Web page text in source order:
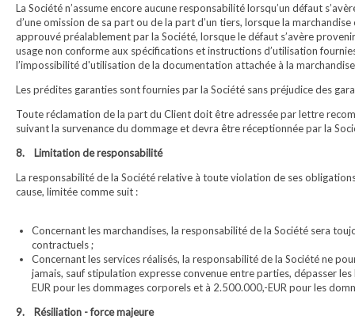
La Société n’assume encore aucune responsabilité lorsqu’un défaut
d’une omission de sa part ou de la part d’un tiers, lorsque la
approuvé préalablement par la Société, lorsque le défaut s’avère
usage non conforme aux spécifications et instructions d’utilisation
l’impossibilité d'utilisation de la documentation attachée à la
Les prédites garanties sont fournies par la Société sans préjudice des
Toute réclamation de la part du Client doit être adressée par lettre
suivant la survenance du dommage et devra être réceptionnée par la
8. Limitation de responsabilité
La responsabilité de la Société relative à toute violation de ses
cause, limitée comme suit :
Concernant les marchandises, la responsabilité de la Société sera
contractuels ;
Concernant les services réalisés, la responsabilité de la Société ne
jamais, sauf stipulation expresse convenue entre parties, dépasser
EUR pour les dommages corporels et à 2.500.000,-EUR pour les
9. Résiliation - force majeure